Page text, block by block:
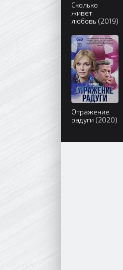
Сколько
живет
любовь (2019)
Отражение
радуги (2020)